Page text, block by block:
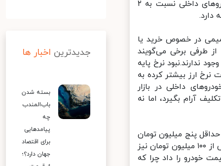
دیگر به آن قیمت سابق نرسید. طبق مشاهدات میدانی قیمت انواع خودروهای داخلی نسبت به ۲
در خصوص خرید یا
طرفی برخی می‌گویند
ندارند.نبود نرخ پایه
ارز بیشتر کرده به
تومانی قیمت خودروهای داخلی در بازار
آرام بگیرد، اما نه
پنج میلیون تومان
افزایش یافته است که البته در مورد خودروهای وارداتی، صحبت از رشد بیش از ۱۰۰ میلیون تومان نیز
را داد چرا که
جدیدترین اخبار ها
بسته شدن
باب‌المندب
چه
پیامدهایی
برای اقتصاد
جهان دارد؟؛